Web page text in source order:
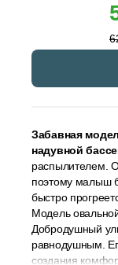
Забавная
надувной
распылителем.
поэтому малыш
быстро
Модель
Добродушный
равнодушным.
создания